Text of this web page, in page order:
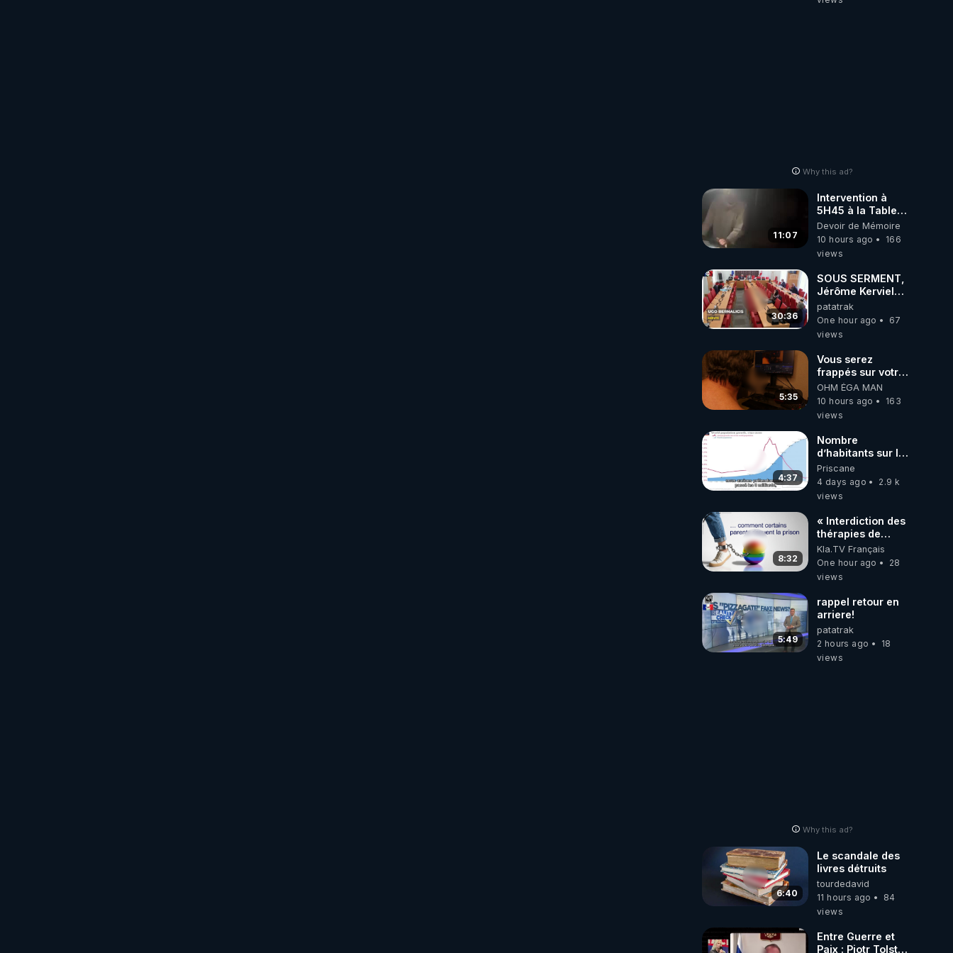
Why this ad?
11:07
Intervention à
5H45 à la Table
de Gaya, chez
Kyria et Manu.
6/08/2026
Devoir de Mémoire
10 hours ago
166
views
30:36
SOUS SERMENT,
Jérôme Kerviel
balance tout à
l'Assemblée !
patatrak
One hour ago
67
views
5:35
Vous serez
frappés sur votre
sol européens par
la faute des
dirigeants qui
le nez
OHM ÉGA MAN
10 hours ago
163
views
4:37
Nombre
d’habitants sur la
planète Terre…
Priscane
4 days ago
2.9 k
views
8:32
« Interdiction des
thérapies de
conversion »
Kla.TV Français
One hour ago
28
views
5:49
rappel retour en
arriere!
patatrak
2 hours ago
18
views
Why this ad?
6:40
Le scandale des
livres détruits
tourdedavid
11 hours ago
84
views
Entre Guerre et
Paix : Piotr Tolstoi